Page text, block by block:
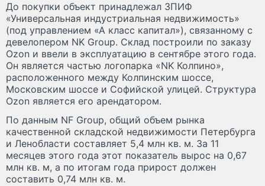
До покупки объект принадлежал ЗПИФ
«Универсальная индустриальная недвижимость»
(под управлением «А класс капитал»), связанному с
девелопером NK Group. Склад построили по заказу
Ozon и ввели в эксплуатацию в сентябре этого года.
Он является частью логопарка «NK Колпино»,
расположенного между Колпинским шоссе,
Московским шоссе и Софийской улицей. Структура
Ozon является его арендатором.
По данным NF Group, общий объем рынка
качественной складской недвижимости Петербурга
и Ленобласти составляет 5,4 млн кв. м. За 11
месяцев этого года этот показатель вырос на 0,67
млн кв. м, а по итогам года прирост должен
составить 0,74 млн кв. м.